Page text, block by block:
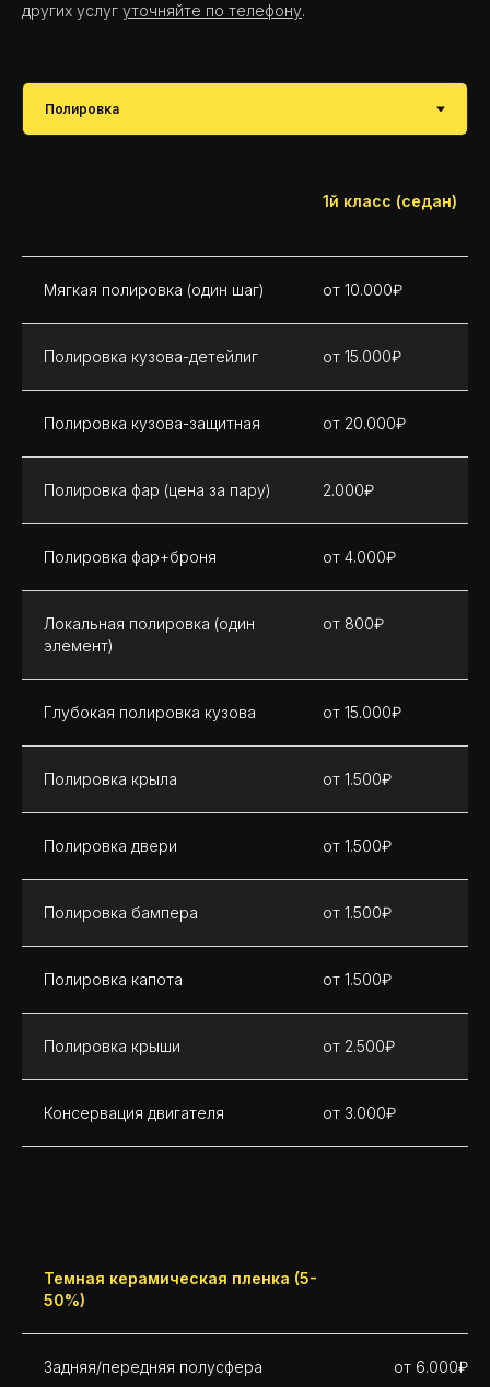
других услуг уточняйте по телефону.
1й класс (седан)
Мягкая полировка (один шаг) от 10.000₽
Полировка кузова-детейлиг от 15.000₽
Полировка кузова-защитная от 20.000₽
Полировка фар (цена за пару) 2.000₽
Полировка фар+броня от 4.000₽
Локальная полировка (один
элемент)
от 800₽
Глубокая полировка кузова от 15.000₽
Полировка крыла от 1.500₽
Полировка двери от 1.500₽
Полировка бампера от 1.500₽
Полировка капота от 1.500₽
Полировка крыши от 2.500₽
Консервация двигателя от 3.000₽
Темная керамическая пленка (5-
50%)
Задняя/передняя полусфера от 6.000₽